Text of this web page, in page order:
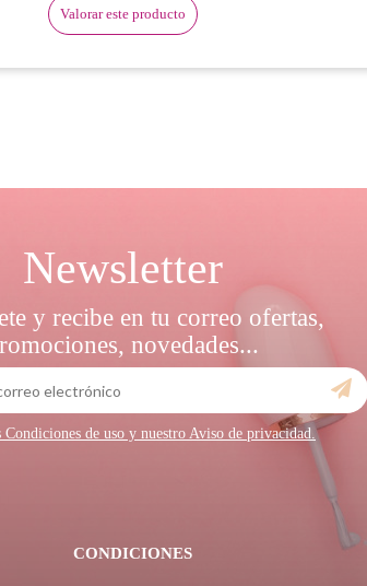
Valorar este producto
Newsletter
y recibe en tu correo ofertas,
novedades...
Condiciones de uso y nuestro Aviso de privacidad.
CONDICIONES